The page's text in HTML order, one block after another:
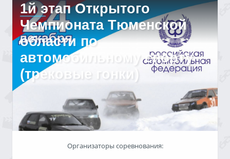
1й этап Открытого
Чемпионата Тюменской
области по
автомобильному спорту
(трековые гонки)
Организаторы соревнования: